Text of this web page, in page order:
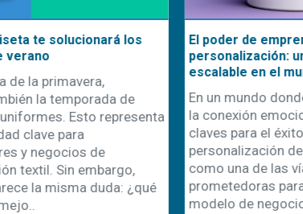
ciérrala vacía durante 50/60
inferior aumente su temperatura.
te solucionará los
verano
de la primavera,
la temporada de
Esto representa
clave para
y negocios de
textil. Sin embargo,
la misma duda: ¿qué
El poder de
personalización:
escalable en el
En un mundo
la conexión
claves para el
personalización
como una de las
prometedoras
modelo de